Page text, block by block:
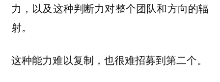
力，以及这种判断力对整个团队和方向的辐
射。
这种能力难以复制，也很难招募到第二个。